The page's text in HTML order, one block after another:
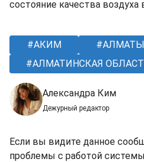
состояние качества воздуха
АКИМ АЛМАТЫ
АЛМАТИНСКАЯ
Александра Ким
Дежурный редактор
Если вы видите данное
проблемы с работой